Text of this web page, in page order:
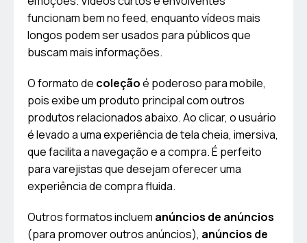
funcionam bem no feed, enquanto vídeos mais
longos podem ser usados para públicos que
buscam mais informações.
O formato de coleçãoé poderoso para mobile,
pois exibe um produto principal com outros
produtos relacionados abaixo. Ao clicar, o usuário
é levado a uma experiência de tela cheia, imersiva,
que facilita a navegação e a compra. É perfeito
para varejistas que desejam oferecer uma
experiência de compra fluida.
Outros formatos incluem anúncios de anúncios
(para promover outros anúncios), anúncios de